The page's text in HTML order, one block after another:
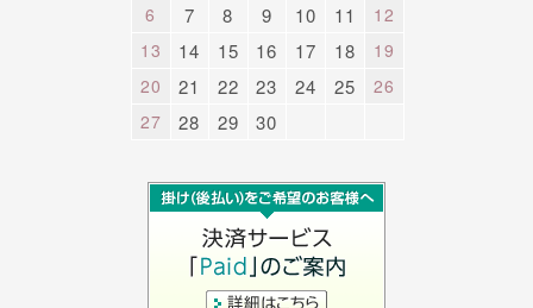
6
7 8 9 10 11
12
13
14 15 16 17 18
19
20
21 22 23 24 25
26
27
28 29 30